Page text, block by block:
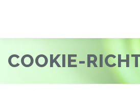
EXPERTISE ÜBER MICH
COOKIE-